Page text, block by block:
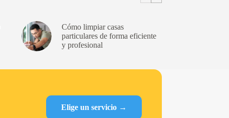
Cómo limpiar casas
particulares de forma eficiente
y profesional
Elige un servicio →